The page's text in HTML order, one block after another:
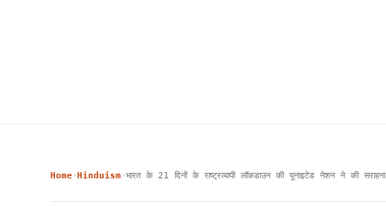
Home›Hinduism›भारत के 21 दिनों के राष्ट्रव्यापी लॉकडाउन की यूनाइटेड नेशन ने की सराहना